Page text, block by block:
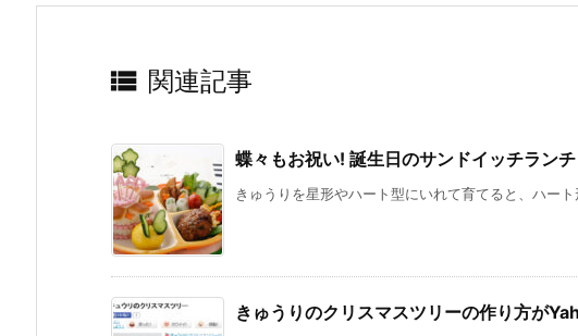
 関連記事
蝶々もお祝い! 誕生日のサンドイッチランチ
きゅうりを星形やハート型にいれて育てると、ハー
きゅうりのクリスマスツリーの作り方が